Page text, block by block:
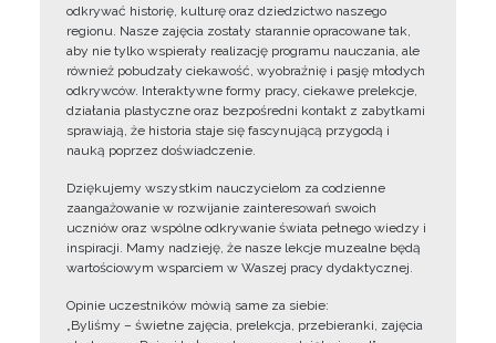
odkrywać historię, kulturę oraz dziedzictwo naszego
regionu. Nasze zajęcia zostały starannie opracowane tak,
aby nie tylko wspierały realizację programu nauczania, ale
również pobudzały ciekawość, wyobraźnię i pasję młodych
odkrywców. Interaktywne formy pracy, ciekawe prelekcje,
działania plastyczne oraz bezpośredni kontakt z zabytkami
sprawiają, że historia staje się fascynującą przygodą i
nauką poprzez doświadczenie.
Dziękujemy wszystkim nauczycielom za codzienne
zaangażowanie w rozwijanie zainteresowań swoich
uczniów oraz wspólne odkrywanie świata pełnego wiedzy i
inspiracji. Mamy nadzieję, że nasze lekcje muzealne będą
wartościowym wsparciem w Waszej pracy dydaktycznej.
Opinie uczestników mówią same za siebie:
„Byliśmy – świetne zajęcia, prelekcja, przebieranki, zajęcia